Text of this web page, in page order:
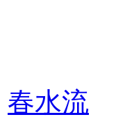
春水流